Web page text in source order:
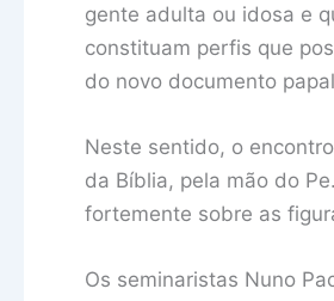
gente adulta ou idosa e
constituam perfis que
do novo documento
Neste sentido, o
da Bíblia, pela mão do
fortemente sobre as
Os seminaristas Nuno